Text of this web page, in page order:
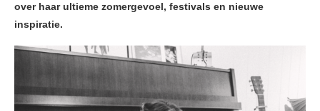
over haar ultieme zomergevoel, festivals en nieuwe
inspiratie.